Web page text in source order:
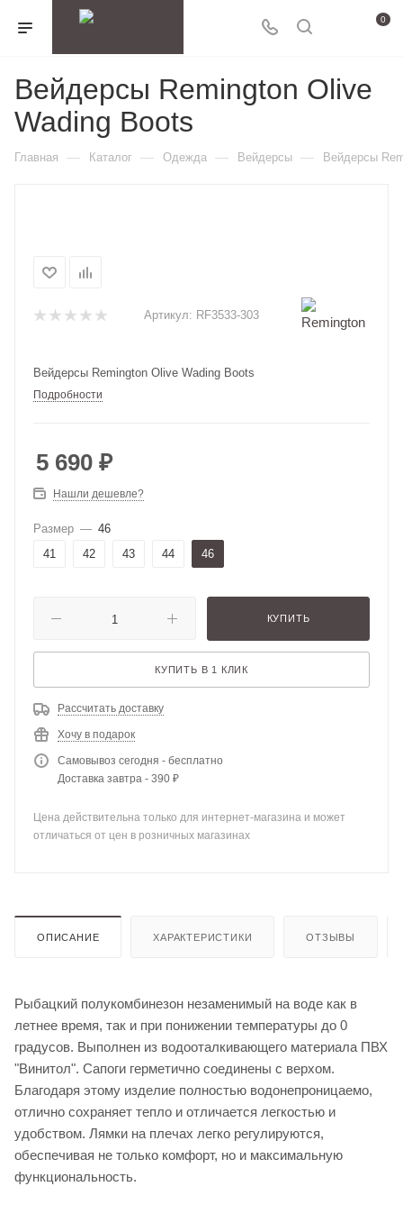
0
Вейдерсы Remington Olive
Wading Boots
Главная — Каталог — Одежда — Вейдерсы — Вейдерсы
Артикул: RF3533-303
Вейдерсы Remington Olive Wading Boots
Подробности
5 690 ₽
Нашли дешевле?
Размер — 46
41
42 43 44 46
КУПИТЬ
КУПИТЬ В 1 КЛИК
Рассчитать доставку
Хочу в подарок
Самовывоз сегодня - бесплатно
Доставка завтра - 390 ₽
Цена действительна только для интернет-магазина и может
отличаться от цен в розничных магазинах
ОПИСАНИЕ ХАРАКТЕРИСТИКИ ОТЗЫВЫ
Рыбацкий полукомбинезон незаменимый на воде как в
летнее время, так и при понижении температуры до 0
градусов. Выполнен из водооталкивающего материала ПВХ
"Винитол". Сапоги герметично соединены с верхом.
Благодаря этому изделие полностью водонепроницаемо,
отлично сохраняет тепло и отличается легкостью и
удобством. Лямки на плечах легко регулируются,
обеспечивая не только комфорт, но и максимальную
функциональность.